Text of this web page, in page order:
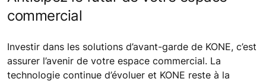
commercial
Investir dans les solutions d’avant-garde de KONE, c’est
assurer l’avenir de votre espace commercial. La
technologie continue d’évoluer et KONE reste à la